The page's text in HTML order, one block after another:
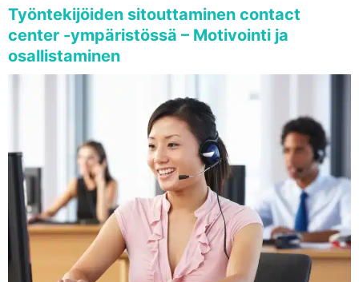
Työntekijöiden sitouttaminen contact
center -ympäristössä – Motivointi ja
osallistaminen